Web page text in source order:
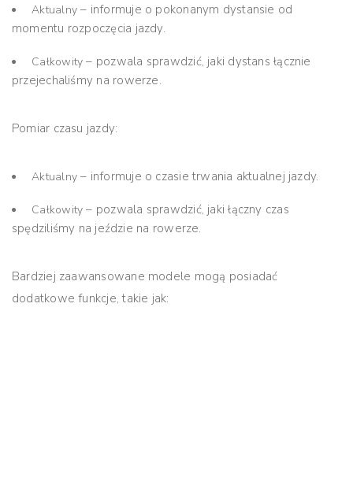
Aktualny– informuje o pokonanym dystansie od
momentu rozpoczęcia jazdy.
Całkowity– pozwala sprawdzić, jaki dystans łącznie
przejechaliśmy na rowerze.
Pomiar czasu jazdy:
Aktualny– informuje o czasie trwania aktualnej jazdy.
Całkowity– pozwala sprawdzić, jaki łączny czas
spędziliśmy na jeździe na rowerze.
Bardziej zaawansowane modele mogą posiadać
dodatkowe funkcje, takie jak: